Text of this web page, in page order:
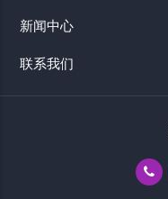
新闻中心
联系我们